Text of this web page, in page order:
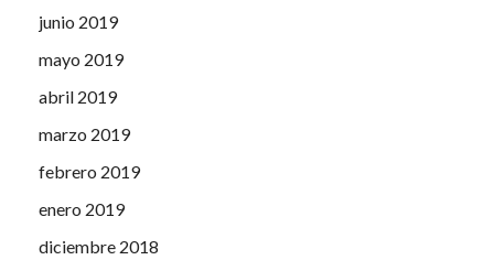
junio 2019
mayo 2019
abril 2019
marzo 2019
febrero 2019
enero 2019
diciembre 2018